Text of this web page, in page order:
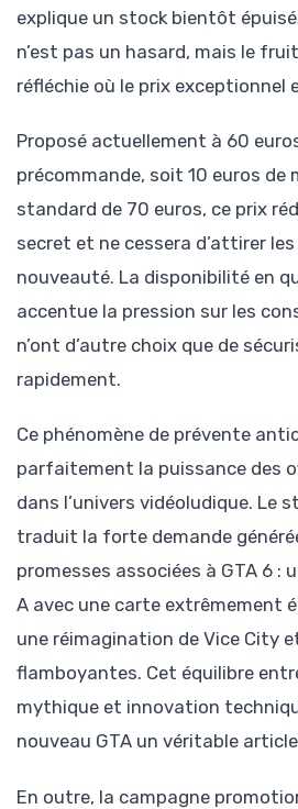
explique un stock bientôt
n’est pas un hasard, mais le
réfléchie où le prix exceptionnel
Proposé actuellement à 60
précommande, soit 10 euros de
standard de 70 euros, ce prix
secret et ne cessera d’attirer
nouveauté. La disponibilité en
accentue la pression sur les
n’ont d’autre choix que de
rapidement.
Ce phénomène de prévente
parfaitement la puissance des
dans l’univers vidéoludique. Le
traduit la forte demande
promesses associées à GTA 6 :
A avec une carte extrêmement
une réimagination de Vice City
flamboyantes. Cet équilibre
mythique et innovation
nouveau GTA un véritable
En outre, la campagne